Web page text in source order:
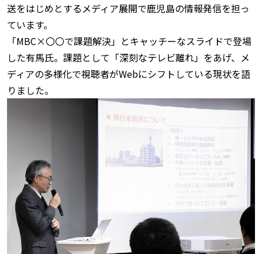
送をはじめとするメディア展開で鹿児島の情報発信を担っ
ています。
「MBC×〇〇で課題解決」とキャッチーなスライドで登場
した有馬氏。課題として「深刻なテレビ離れ」をあげ、メ
ディアの多様化で視聴者がWebにシフトしている現状を語
りました。